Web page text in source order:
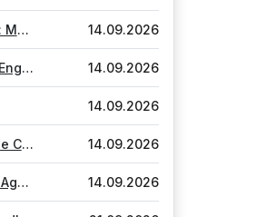
KI Software Engineer: Modul 1 - Language Models, Agents, Workflows 14.09.2026
Angular & Agentic AI Engineering 14.09.2026
14.09.2026
KI-Agenten mit Claude CoWork, Skills und Plugins 14.09.2026
n8n: Modul 2 - Multi-Agent-Systeme & MCPs 14.09.2026